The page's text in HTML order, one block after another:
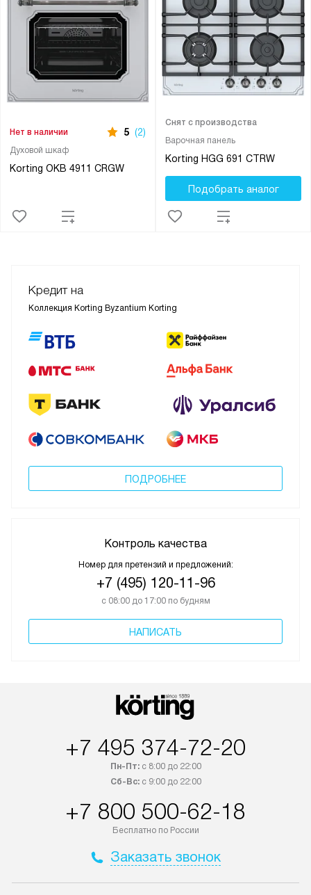
Духовой шкаф
Korting OKB 4911 CRGW
Нет в наличии 5 (2)
Варочная панель
Korting HGG 691 CTRW
Снят с производства
Подобрать аналог
Кредит на
Коллекция Korting Byzantium Korting
ПОДРОБНЕЕ
Контроль качества
Номер для претензий и предложений:
+7 (495) 120-11-96
с 08:00 до 17:00 по будням
НАПИСАТЬ
+7 495 374-72-20
Пн-Пт:с 8:00 до 22:00
Сб-Вс:с 9:00 до 22:00
+7 800 500-62-18
Бесплатно по России
Заказать звонок